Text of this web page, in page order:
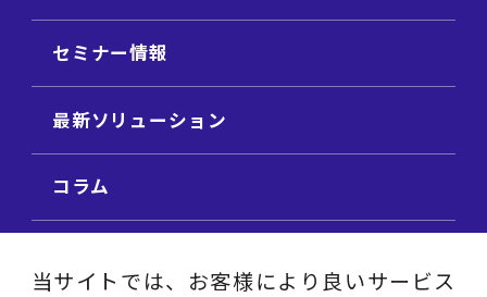
セミナー情報
最新ソリューション
コラム
当サイトでは、お客様により良いサービス